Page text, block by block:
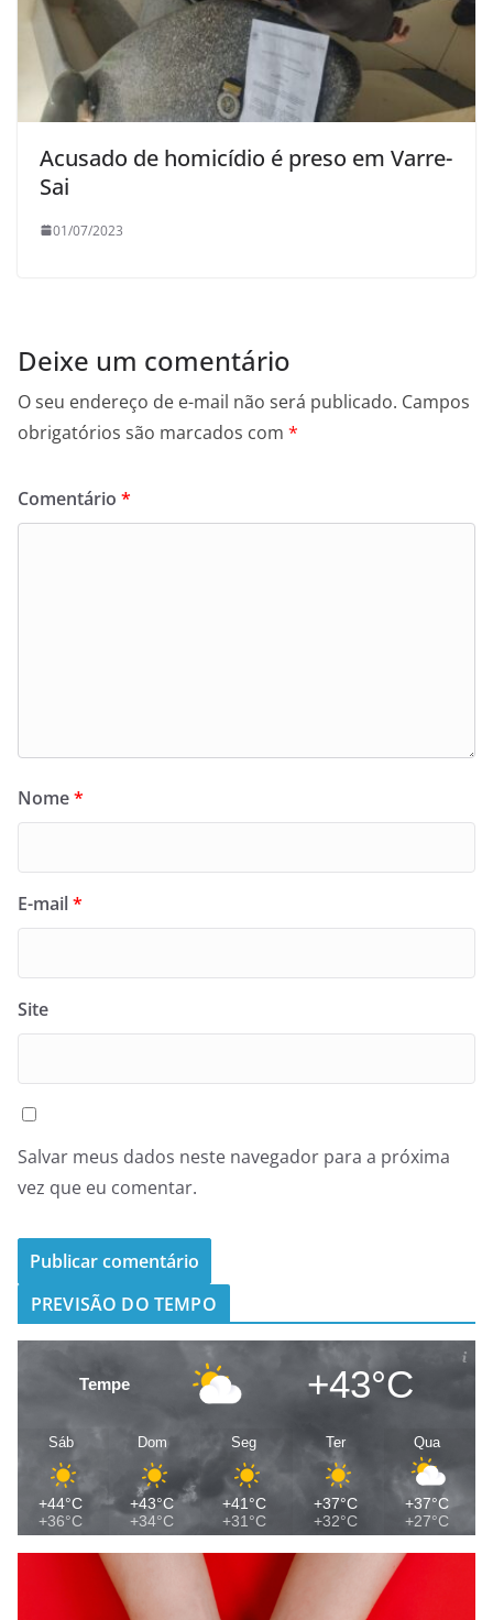
Acusado de homicídio é preso em Varre-
Sai
01/07/2023
Deixe um comentário
O seu endereço de e-mail não será publicado. Campos
obrigatórios são marcados com *
Comentário *
Nome*
E-mail*
Site
Salvar meus dados neste navegador para a próxima
vez que eu comentar.
PREVISÃO DO TEMPO
Tempe +43°C
Sáb
+44°C
+36°C
Dom
+43°C
+34°C
Seg
+41°C
+31°C
Ter
+37°C
+32°C
Qua
+37°C
+27°C